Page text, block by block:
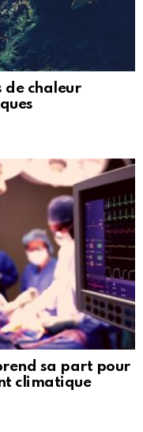
de chaleur
sa part pour
climatique